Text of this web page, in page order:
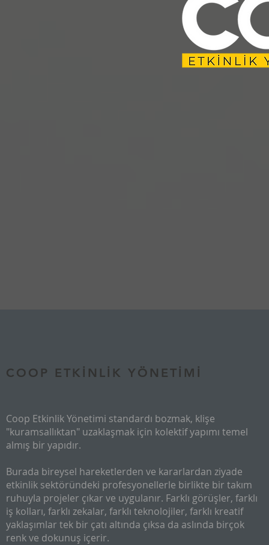
COOP ETKİNLİK YÖNETİMİ
Coop Etkinlik Yönetimi standardı bozmak, klişe
"kuramsallıktan" uzaklaşmak için kolektif yapımı temel
almış bir yapıdır.
Burada bireysel hareketlerden ve kararlardan ziyade
etkinlik sektöründeki profesyonellerle birlikte bir takım
ruhuyla projeler çıkar ve uygulanır. Farklı görüşler, farklı
iş kolları, farklı zekalar, farklı teknolojiler, farklı kreatif
yaklaşımlar tek bir çatı altında çıksa da aslında birçok
renk ve dokunuş içerir.